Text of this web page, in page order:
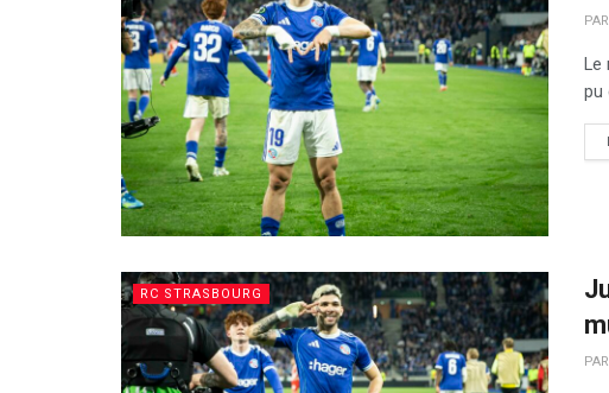
PAR
Le
pu
RC STRASBOURG
PAR